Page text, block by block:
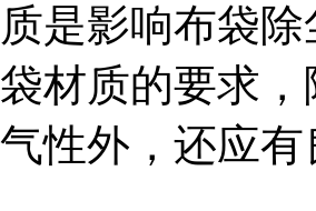
是影响布袋
材质的要求
性外，还应